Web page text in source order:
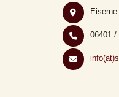
06401 /